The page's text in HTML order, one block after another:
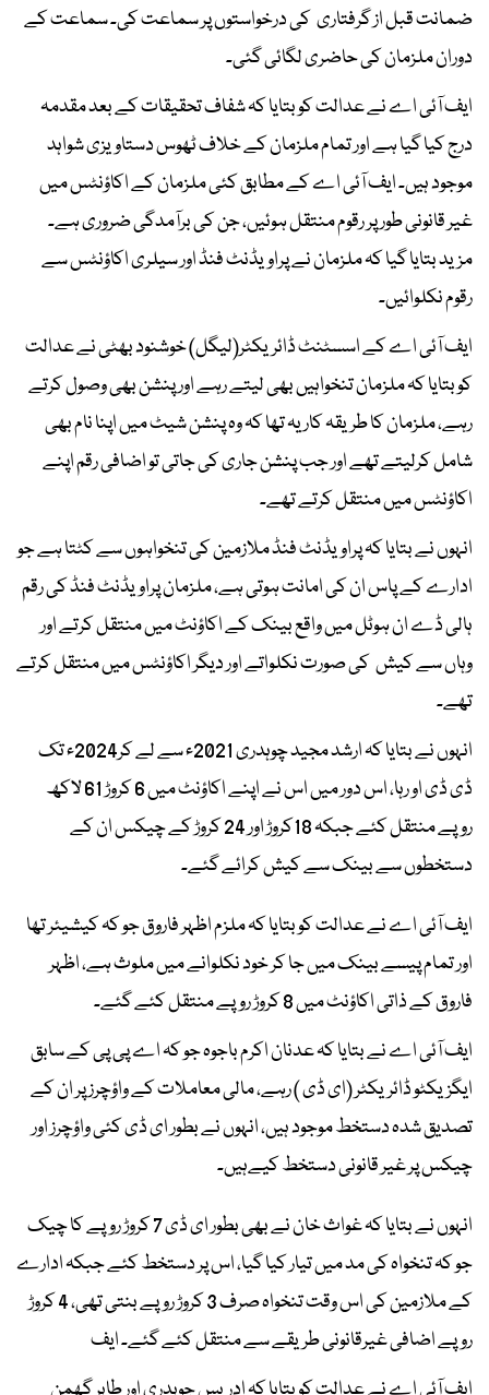
ضمانت قبل از گرفتاری کی درخواستوں پر سماعت کی۔ سماعت کے
دوران ملزمان کی حاضری لگائی گئی۔
ایف آئی اے نے عدالت کو بتایا کہ شفاف تحقیقات کے بعد مقدمہ
درج کیا گیا ہے اور تمام ملزمان کے خلاف ٹھوس دستاویزی شواہد
موجود ہیں۔ ایف آئی اے کے مطابق کئی ملزمان کے اکاؤنٹس میں
غیر قانونی طور پر رقوم منتقل ہوئیں، جن کی برآمدگی ضروری ہے۔
مزید بتایا گیا کہ ملزمان نے پراویڈنٹ فنڈ اور سیلری اکاؤنٹس سے
رقوم نکلوائیں۔
ایف آئی اے کے اسسٹنٹ ڈائریکٹر(لیگل) خوشنود بھٹی نے عدالت
کو بتایا کہ ملزمان تنخواہیں بھی لیتے رہے اور پنشن بھی وصول کرتے
رہے، ملزمان کا طریقہ کار یہ تھا کہ وہ پنشن شیٹ میں اپنا نام بھی
شامل کرلیتے تھے اور جب پنشن جاری کی جاتی تو اضافی رقم اپنے
اکاؤنٹس میں منتقل کرتے تھے۔
انہوں نے بتایا کہ پراویڈنٹ فنڈ ملازمین کی تنخواہوں سے کٹتا ہے جو
ادارے کے پاس ان کی امانت ہوتی ہے، ملزمان پراویڈنٹ فنڈ کی رقم
ہالی ڈے ان ہوٹل میں واقع بینک کے اکاؤنٹ میں منتقل کرتے اور
وہاں سے کیش کی صورت نکلواتے اور دیگر اکاؤنٹس میں منتقل کرتے
تھے۔
انہوں نے بتایا کہ ارشد مجید چوہدری 2021ء سے لے کر2024ء تک
ڈی ڈی او رہا، اس دور میں اس نے اپنے اکاؤنٹ میں 6 کروڑ 61 لاکھ
روپے منتقل کئے جبکہ 18کروڑ اور 24 کروڑ کے چیکس ان کے
دستخطوں سے بینک سے کیش کرائے گئے۔
ایف آئی اے نے عدالت کو بتایا کہ ملزم اظہر فاروق جو کہ کیشیئر تھا
اور تمام پیسے بینک میں جا کر خود نکلوانے میں ملوث ہے، اظہر
فاروق کے ذاتی اکاؤنٹ میں 8 کروڑ روپے منتقل کئے گئے۔
ایف آئی اے نے بتایا کہ عدنان اکرم باجوہ جو کہ اے پی پی کے سابق
ایگزیکٹو ڈائریکٹر (ای ڈی ) رہے، مالی معاملات کے واؤچرز پر ان کے
تصدیق شدہ دستخط موجود ہیں، انہوں نے بطور ای ڈی کئی واؤچرز اور
چیکس پر غیر قانونی دستخط کیےہیں۔
انہوں نے بتایا کہ غواث خان نے بھی بطور ای ڈی 7 کروڑ روپے کا چیک
جو کہ تنخواہ کی مد میں تیار کیا گیا، اس پر دستخط کئے جبکہ ادارے
کے ملازمین کی اس وقت تنخواہ صرف 3 کروڑ روپے بنتی تھی، 4 کروڑ
روپے اضافی غیرقانونی طریقے سے منتقل کئے گئے۔ ایف